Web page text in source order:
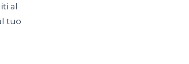
al
tuo